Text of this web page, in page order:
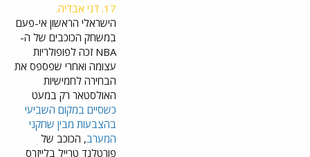
מסביר
איך
הוא
ביושר
ההכר
ה
ההיס
טורית
sport
17. דני אבדיה.
הישראלי הראשון אי-פעם
במשחק הכוכבים של ה-
NBA זכה לפופולריות
עצומה ואחרי שפספס את
הבחירה לחמישיות
האולסטאר רק במעט
כשסיים במקום השביעי
בהצבעות מבין שחקני
המערב, הכוכב של
פורטלנד טרייל בלייזרס